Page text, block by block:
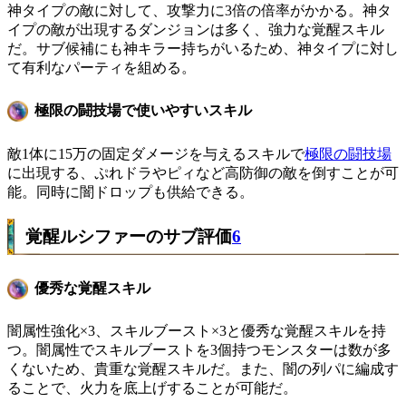
神タイプの敵に対して、攻撃力に3倍の倍率がかかる。神タ
イプの敵が出現するダンジョンは多く、強力な覚醒スキル
だ。サブ候補にも神キラー持ちがいるため、神タイプに対し
て有利なパーティを組める。
極限の闘技場で使いやすいスキル
敵1体に15万の固定ダメージを与えるスキルで極限の闘技場
に出現する、ぷれドラやピィなど高防御の敵を倒すことが可
能。同時に闇ドロップも供給できる。
覚醒ルシファーのサブ評価6
優秀な覚醒スキル
闇属性強化×3、スキルブースト×3と優秀な覚醒スキルを持
つ。闇属性でスキルブーストを3個持つモンスターは数が多
くないため、貴重な覚醒スキルだ。また、闇の列パに編成す
ることで、火力を底上げすることが可能だ。